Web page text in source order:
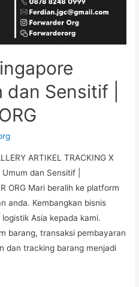
Sensitif |
ARTIKEL TRACKING X
dan Sensitif |
ORG Mari beralih ke platform
anda. Kembangkan bisnis
Asia kepada kami.
barang, transaksi pembayaran
dan tracking barang menjadi